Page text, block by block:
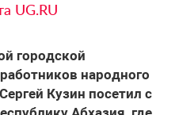
UG.RU
городской
народного
Кузин посетил с